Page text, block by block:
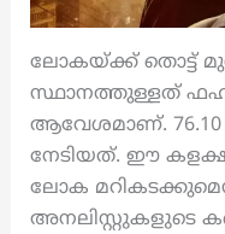
ലോകയ്ക്ക് തൊട്ട്
സ്ഥാനത്തുള്ളത്
ആവേശമാണ്.
നേടിയത്. ഈ
ലോക
അനലിസ്റ്റുകളുടെ